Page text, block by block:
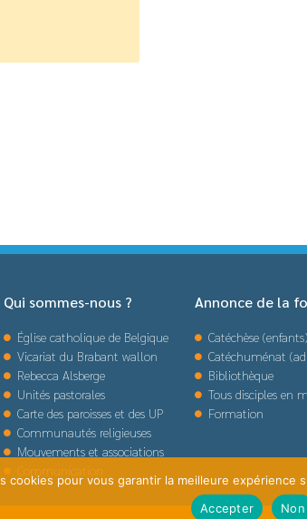
Qui sommes-nous ?
Église catholique de Belgique
Vicariat du Brabant wallon
Rebecca Alsberge
Unités pastorales
Carte des paroisses et des UP
Communautés religieuses
Mouvements et associations
Annonce de la
Catéchèse (enfants)
Catéchuménat
Bibliothèque
Tous disciples en
Formation
cookies pour vous garantir la meilleure
Accepter
Non